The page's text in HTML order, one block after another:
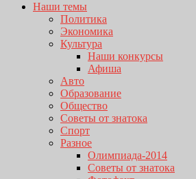
Наши темы
Политика
Экономика
Культура
Наши конкурсы
Афиша
Авто
Образование
Общество
Советы от знатока
Спорт
Разное
Олимпиада-2014
Советы от знатока